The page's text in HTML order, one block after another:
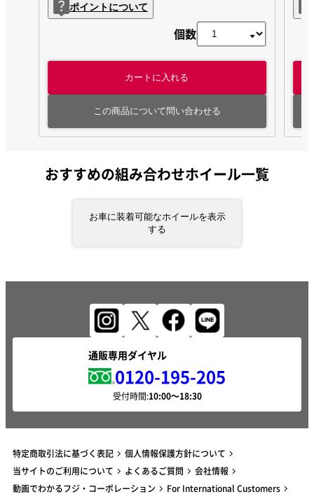
ポイントについて
個数
カートに入れる
この商品について問い合わせる
おすすめの組み合わせホイール一覧
お車に装着可能なホイールを表示
する
通販専用ダイヤル
0120-195-205
受付時間:
特定商取引法に基づく表記
個人情報保護方針について
当サイトのご利用について
よくあるご質問
会社情報
動画でわかるフジ・コーポレーション
For International Customers